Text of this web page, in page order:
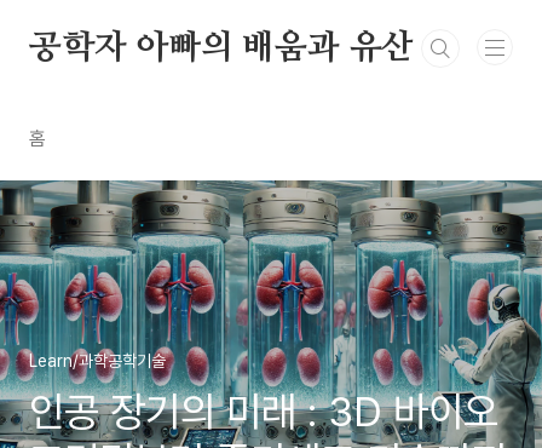
공학자 아빠의 배움과 유산
홈
Learn/과학공학기술
인공 장기의 미래 : 3D 바이오